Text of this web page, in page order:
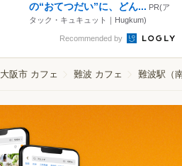
の“おてつだい”に、どん... PR(ア
タック・キュキュット｜Hugkum)
Recommended by
大阪市 カフェ 難波 カフェ 難波駅（